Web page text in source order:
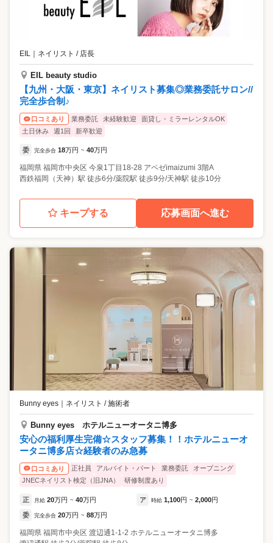
EIL ネイリスト / 店長
EIL beauty studio
【九州・大阪・東京】ネイリスト募集◎業務委託サロン//
完全歩合制♪
口コミあり 業務委託 未経験歓迎
面貸し・ミラーレンタルOK
土日休み
週1回 新卒歓迎
委 完全歩合 18万円 ~ 40万円
福岡県 福岡市中央区 今泉1丁目18-28 アペゼimaizumi 3階A
西鉄福岡（天神）駅 徒歩6分/薬院駅 徒歩9分/天神駅 徒歩10分
キープする 応募画面へ進む
Bunny eyes ｜ ネイリスト / 施術者
Bunny eyes ホテルニューオータニ博多
安心の福利厚生完備☆スタッフ募集！！ホテルニューオ
ータニ博多店☆経験者のみ急募
口コミあり 正社員 アルバイト・パート 業務委託
オープニング
JNECネイリスト検定（旧JNA）
研修制度あり
正 月給 20万円 ~ 40万円 ア 時給 1,100円 ~ 2,000円
委 完全歩合 20万円 ~ 88万円
福岡県 福岡市中央区 渡辺通1-1-2 ホテルニューオータニ博多